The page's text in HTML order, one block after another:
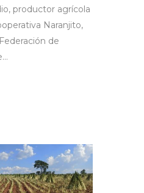
productor agrícola
Naranjito,
de